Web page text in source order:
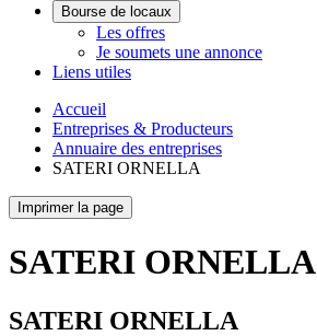
Bourse de locaux
Les offres
Je soumets une annonce
Liens utiles
Accueil
Entreprises & Producteurs
Annuaire des entreprises
SATERI ORNELLA
Imprimer la page
SATERI ORNELLA
SATERI ORNELLA